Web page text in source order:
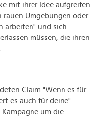
mit ihrer Idee aufgreifen
Umgebungen oder
arbeiten" und sich
müssen, die ihren
Claim "Wenn es für
es auch für deine"
um die